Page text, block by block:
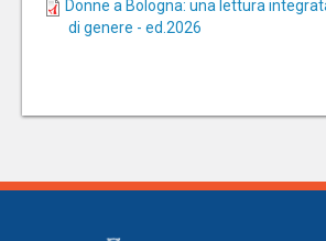
Donne a Bologna: una lettura
di genere - ed.2026